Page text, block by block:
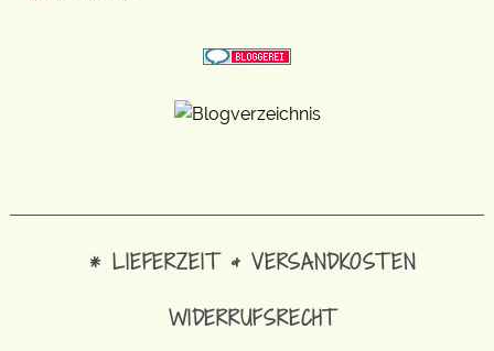
* LIEFERZEIT & VERSANDKOSTEN
WIDERRUFSRECHT